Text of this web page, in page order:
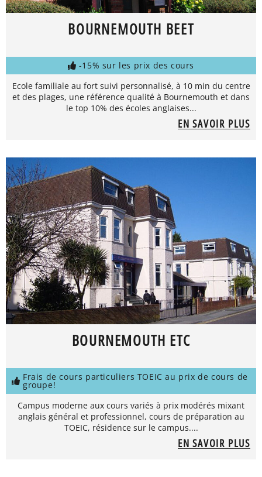
BOURNEMOUTH BEET
-15% sur les prix des cours
Ecole familiale au fort suivi personnalisé, à 10 min du centre
et des plages, une référence qualité à Bournemouth et dans
le top 10% des écoles anglaises...
EN SAVOIR PLUS
BOURNEMOUTH ETC
Frais de cours particuliers TOEIC au prix de cours de
groupe!
Campus moderne aux cours variés à prix modérés mixant
anglais général et professionnel, cours de préparation au
TOEIC, résidence sur le campus....
EN SAVOIR PLUS